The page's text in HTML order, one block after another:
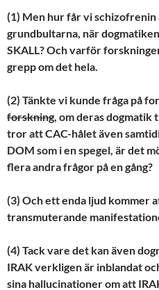
(1) Men hur får vi schizofrenin
grundbultarna, när
SKALL? Och varför
grepp om det hela.
(2) Tänkte vi kunde fråga på
forskning, om deras dogmatik
tror att CAC-hålet även
DOM som i en spegel, är det
flera andra frågor på en gång?
(3) Och ett enda ljud kommer
transmuterande
(4) Tack vare det kan även
IRAK verkligen är inblandat
sina hallucinationer om att